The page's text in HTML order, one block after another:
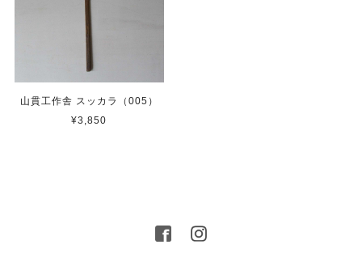
山貫工作舎 スッカラ（005）
¥3,850